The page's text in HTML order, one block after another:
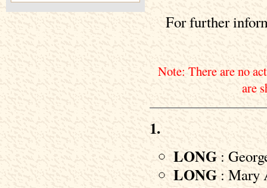
For further
Note: There are no
are
1.
LONG :
LONG : Mary